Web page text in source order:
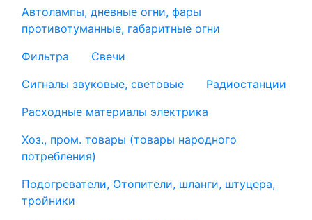
Автолампы, дневные огни, фары
противотуманные, габаритные огни
Фильтра
Свечи
Сигналы звуковые, световые
Радиостанции
Расходные материалы электрика
Хоз., пром. товары (товары народного
потребления)
Подогреватели, Отопители, шланги, штуцера,
тройники